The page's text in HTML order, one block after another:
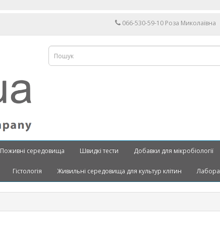
066-530-59-10 Роза Миколаївна
Поживні середовища Швидкі тести Добавки для мікробіології
Гістологія Живильні середовища для культур клітин